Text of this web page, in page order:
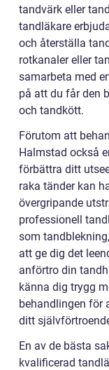
tandvärk eller
tandläkare
och återställa
rotkanaler eller
samarbeta med
på att du får den
och tandkött.
Förutom att
Halmstad också
förbättra ditt
raka tänder kan
övergripande
professionell
som
att ge dig det
anförtro din
känna dig trygg
behandlingen för
ditt
En av de bästa
kvalificerad